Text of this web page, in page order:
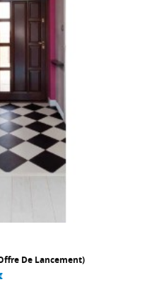
De Lancement)